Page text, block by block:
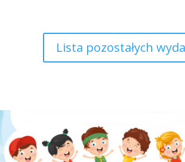
Lista pozostałych